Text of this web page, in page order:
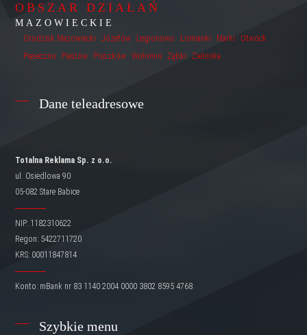
OBSZAR DZIAŁAŃ
MAZOWIECKIE
Grodzisk Mazowiecki Józefów Legionowo Łomianki Marki
Otwock
Piaseczno
Piastów Pruszków Wołomin Ząbki Zielonka
Dane teleadresowe
Totalna Reklama Sp. z o.o.
ul. Osiedlowa 90
05-082 Stare Babice
NIP: 1182310622
Regon: 5422711720
KRS: 00011847814
Konto: mBank nr 83 1140 2004 0000 3802 8595 4768
Szybkie menu